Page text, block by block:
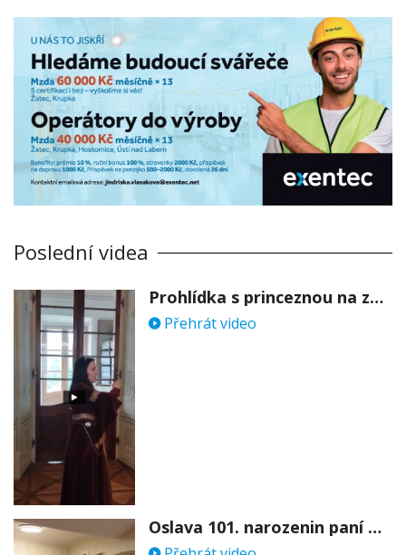
Poslední videa
Prohlídka s princeznou na zámku Stekník
Přehrát video
Oslava 101. narozenin paní Věry Skořepové